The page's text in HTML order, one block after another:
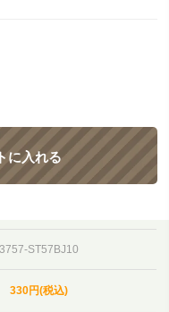
に入れる
3757-ST57BJ10
330円(税込)